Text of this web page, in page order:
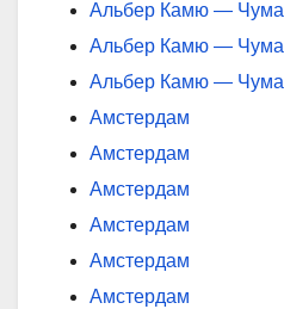
Альбер Камю — Чума
Альбер Камю — Чума
Альбер Камю — Чума
Амстердам
Амстердам
Амстердам
Амстердам
Амстердам
Амстердам